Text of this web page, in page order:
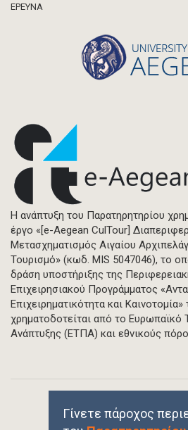
ΈΡΕΥΝΑ
Η ανάπτυξη του Παρατηρητηρίου
έργο «[e-Aegean CulTour]
Μετασχηματισμός Αιγαίου
Τουρισμό» (κωδ. MIS 5047046), το
δράση υποστήριξης της
Επιχειρησιακού Προγράμματος
Επιχειρηματικότητα και
χρηματοδοτείται από το Ευρωπαϊκό
Ανάπτυξης (ΕΤΠΑ) και εθνικούς
Γίνετε πάροχος